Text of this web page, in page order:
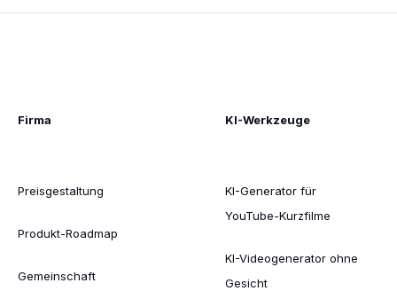
Firma
Preisgestaltung
Produkt-Roadmap
Gemeinschaft
KI-Werkzeuge
KI-Generator für
YouTube-Kurzfilme
KI-Videogenerator ohne
Gesicht